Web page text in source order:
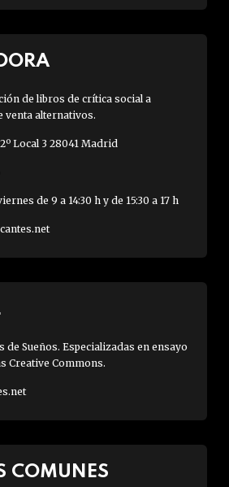
de libros de crítica social a
venta alternativos.
Local 3 28041 Madrid
de 9 a 14:30 h y de 15:30 a 17 h
Sueños. Especializadas en ensayo
Creative Commons.
COMUNES